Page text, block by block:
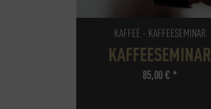
KAFFEE - KAFFEESEMINAR
KAFFEESEMINAR
85,00€ *